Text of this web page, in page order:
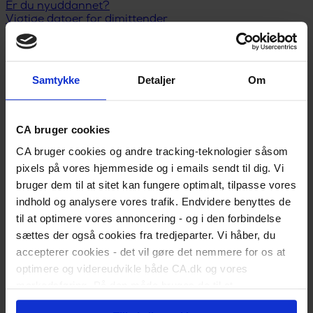
Samtykke Detaljer Om
CA bruger cookies
CA bruger cookies og andre tracking-teknologier såsom
pixels på vores hjemmeside og i emails sendt til dig. Vi
bruger dem til at sitet kan fungere optimalt, tilpasse vores
indhold og analysere vores trafik. Endvidere benyttes de
til at optimere vores annoncering - og i den forbindelse
sættes der også cookies fra tredjeparter. Vi håber, du
accepterer cookies - det vil gøre det nemmere for os at
optimere og videreudvikle både CA.dk og vores
personalisere indhold til dig, herunder på vores
Er du nyuddannet?
Vigtige datoer for dimittender
Skift status til nyuddannet
Karriereguide
Land dit første job
Kickstart din karriere
Karriererådgivning
Trivsel og arbejdsglæde
Karriereplan
Kompetenceudvikling
Karriereskift
Inspiration til jobsøgning
Selvstændig/freelancer
Ledelse
Ansættelsesforhold
Ledig
Meld dig ledig
Er du blevet opsagt?
Har du selv sagt op?
Dagpengeregler
Dagpengeberegner